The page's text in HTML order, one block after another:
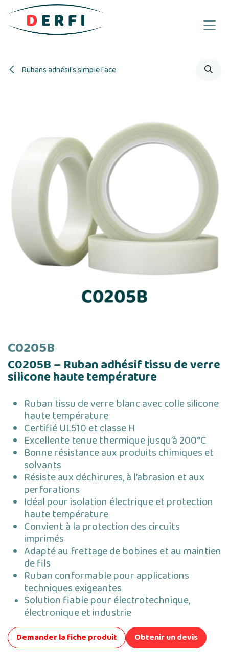
Se rendre au contenu
Rubans adhésifs simple face
C0205B
C0205B – Ruban adhésif tissu de verre
silicone haute température
Ruban tissu de verre blanc avec colle silicone
haute température
Certifié UL510 et classe H
Excellente tenue thermique jusqu’à 200°C
Bonne résistance aux produits chimiques et
solvants
Résiste aux déchirures, à l’abrasion et aux
perforations
Idéal pour isolation électrique et protection
haute température
Convient à la protection des circuits
imprimés
Adapté au frettage de bobines et au maintien
de fils
Ruban conformable pour applications
techniques exigeantes
Solution fiable pour électrotechnique,
électronique et industrie
Demander la fiche produit Obtenir un devis